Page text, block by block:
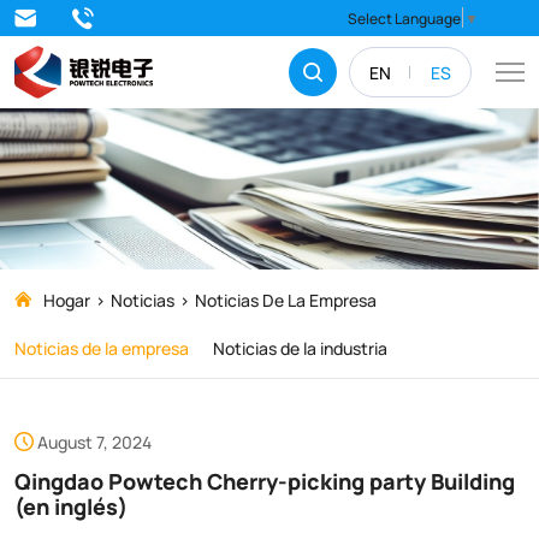
EN ES
Select Language ▼
Qingdao
Powtech
Cherry-
picking
party
Building
(en
inglés)
Hogar Noticias
Noticias De La Empresa
Noticias de la empresa
Noticias de la industria
August 7, 2024
Qingdao Powtech Cherry-picking party Building
(en inglés)